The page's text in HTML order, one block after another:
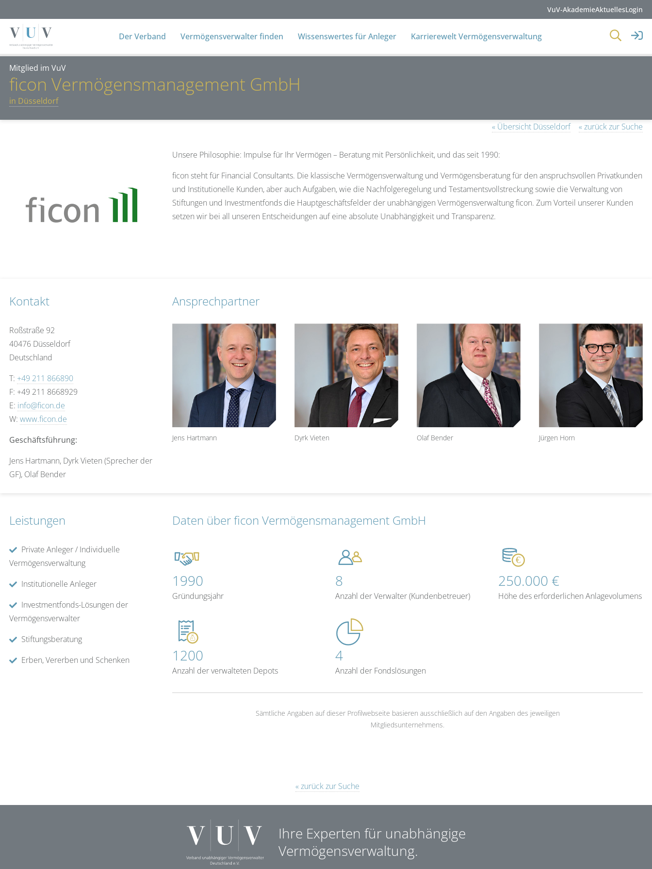
VuV-AkademieAktuellesLogin
Der Verband Vermögensverwalter finden Wissenswertes für Anleger Karrierewelt Vermögensverwaltung
Mitglied im VuV
ficon Vermögensmanagement GmbH
in Düsseldorf
« Übersicht Düsseldorf « zurück zur Suche
Unsere Philosophie: Impulse für Ihr Vermögen – Beratung mit Persönlichkeit, und das seit 1990:
ficon steht für Financial Consultants. Die klassische Vermögensverwaltung und Vermögensberatung für den anspruchsvollen Privatkunden
und Institutionelle Kunden, aber auch Aufgaben, wie die Nachfolgeregelung und Testamentsvollstreckung sowie die Verwaltung von
Stiftungen und Investmentfonds die Hauptgeschäftsfelder der unabhängigen Vermögensverwaltung ficon. Zum Vorteil unserer Kunden
setzen wir bei all unseren Entscheidungen auf eine absolute Unabhängigkeit und Transparenz.
Kontakt
Roßstraße 92
40476 Düsseldorf
Deutschland
T: +49 211 866890
F: +49 211 8668929
E: info@ficon.de
W:www.ficon.de
Geschäftsführung:
Jens Hartmann, Dyrk Vieten (Sprecher der
GF), Olaf Bender
Ansprechpartner
Jens Hartmann Dyrk Vieten Olaf Bender Jürgen Horn
Leistungen
Private Anleger / Individuelle
Vermögensverwaltung
Institutionelle Anleger
Investmentfonds-Lösungen der
Vermögensverwalter
Stiftungsberatung
Erben, Vererben und Schenken
Daten über ficon Vermögensmanagement GmbH
1990
Gründungsjahr
8
Anzahl der Verwalter (Kundenbetreuer)
250.000 €
Höhe des erforderlichen Anlagevolumens
1200
Anzahl der verwalteten Depots
4
Anzahl der Fondslösungen
Sämtliche Angaben auf dieser Profilwebseite basieren ausschließlich auf den Angaben des jeweiligen
Mitgliedsunternehmens.
« zurück zur Suche
Ihre Experten für unabhängige
Vermögensverwaltung.